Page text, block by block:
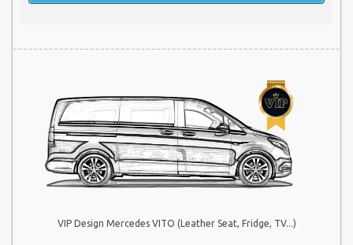
VIP Design Mercedes VITO (Leather Seat, Fridge, TV...)